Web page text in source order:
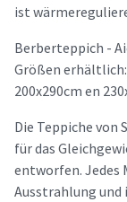
ist
Berberteppich -
Größen erhältlich:
200x290cm en
Die Teppiche von
für das
entworfen. Jedes
Ausstrahlung